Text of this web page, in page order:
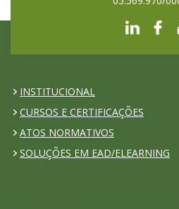
INSTITUCIONAL
CURSOS E CERTIFICAÇÕES
ATOS NORMATIVOS
SOLUÇÕES EM EAD/ELEARNING